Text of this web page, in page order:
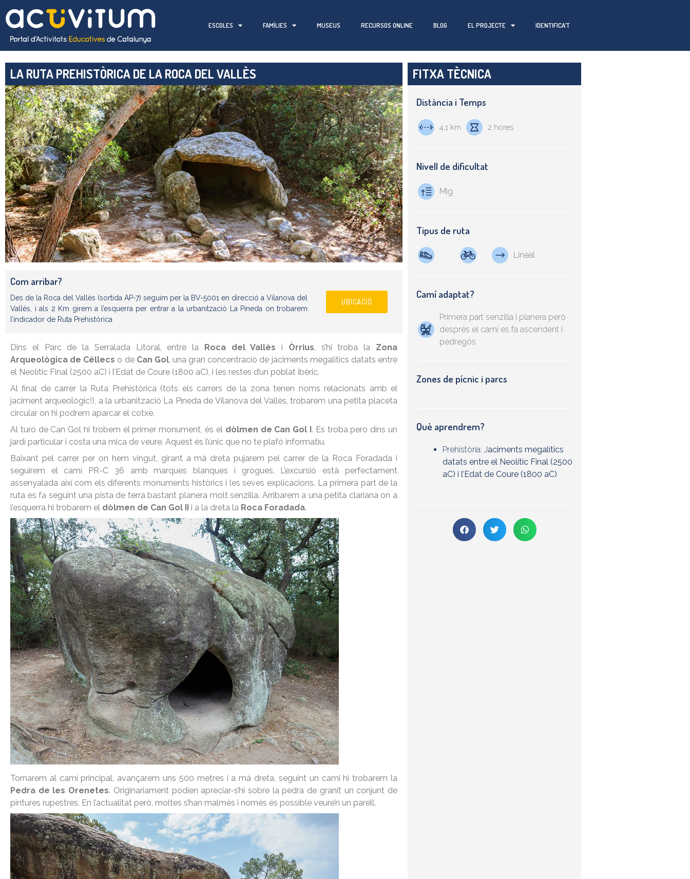
ESCOLES FAMÍLIES MUSEUS RECURSOS ONLINE BLOG EL PROJECTE IDENTIFICA’T
LA RUTA PREHISTÒRICA DE LA ROCA DEL VALLÈS
Com arribar?
Des de la Roca del Vallès (sortida AP-7) seguim per la BV-5001 en direcció a Vilanova del
Vallès, i als 2 Km girem a l’esquerra per entrar a la urbanització La Pineda on trobarem
l’indicador de Ruta Prehistòrica
UBICACIÓ
Dins el Parc de la Serralada Litoral, entre la Roca del Vallès i Òrrius, s’hi troba la Zona
Arqueològica de Céllecs o de Can Gol, una gran concentració de jaciments megalítics datats entre
el Neolític Final (2500 aC) i l’Edat de Coure (1800 aC), i les restes d’un poblat ibèric.
Al final de carrer la Ruta Prehistòrica (tots els carrers de la zona tenen noms relacionats amb el
jaciment arqueològic!), a la urbanització La Pineda de Vilanova del Vallès, trobarem una petita placeta
circular on hi podrem aparcar el cotxe.
Al turó de Can Gol hi trobem el primer monument, és el dòlmen de Can Gol I . Es troba però dins un
jardí particular i costa una mica de veure. Aquest és l’únic que no te plafó informatiu.
Baixant pel carrer per on hem vingut, girant a mà dreta pujarem pel carrer de la Roca Foradada i
seguirem el camí PR-C 36 amb marques blanques i grogues. L’excursió està perfectament
assenyalada així com els diferents monuments històrics i les seves explicacions. La primera part de la
ruta es fa seguint una pista de terra bastant planera molt senzilla. Arribarem a una petita clariana on a
l’esquerra hi trobarem el dòlmen de Can Gol II i a la dreta la Roca Foradada.
Tornarem al camí principal, avançarem uns 500 metres i a mà dreta, seguint un camí hi trobarem la
Pedra de les Orenetes. Originariament podíen apreciar-s’hi sobre la pedra de granit un conjunt de
pintures rupestres. En l’actualitat però, moltes s’han malmès i només és possible veure’n un parell.
FITXA TÈCNICA
Distància i Temps
4,1 km 2 hores
Nivell de dificultat
Mig
Tipus de ruta
Lineal
Camí adaptat?
Primera part senzilla i planera però
després el camí es fa ascendent i
pedregós
Zones de pícnic i parcs
Què aprendrem?
Prehistòria: Jaciments megalítics
datats entre el Neolític Final (2500
aC) i l’Edat de Coure (1800 aC)